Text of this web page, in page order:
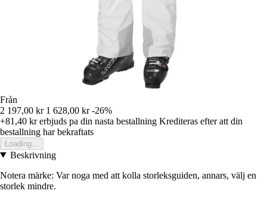
Från
2 197,00 kr 1 628,00 kr -26%
+81,40 krerbjuds pa din nasta bestallning Krediteras efter att din
bestallning har bekraftats
Loading...
Beskrivning
Notera märke: Var noga med att kolla storleksguiden, annars, välj en
storlek mindre.